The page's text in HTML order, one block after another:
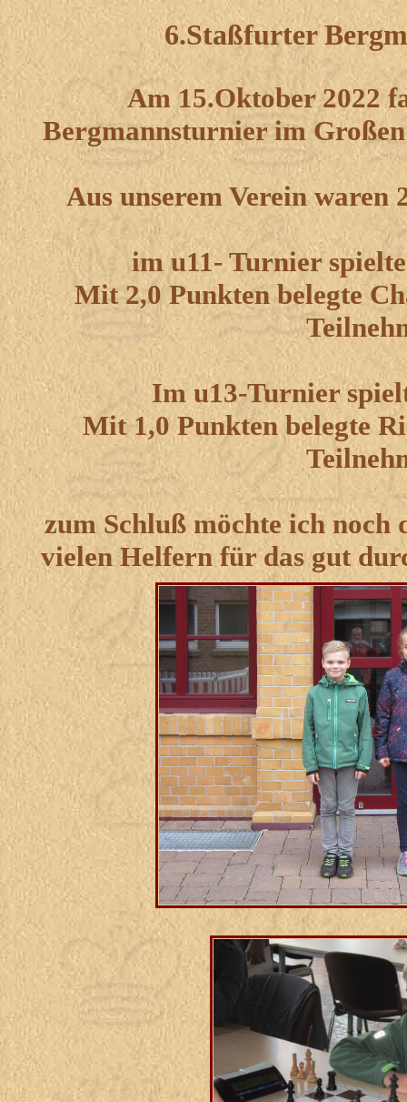
6.Staßfurter
Am 15.Oktober 2022
Bergmannsturnier im
Aus unserem Verein waren
im u11- Turnier
Mit 2,0 Punkten belegte
Im u13-Turnier
Mit 1,0 Punkten belegte
zum Schluß möchte ich noch
vielen Helfern für das gut